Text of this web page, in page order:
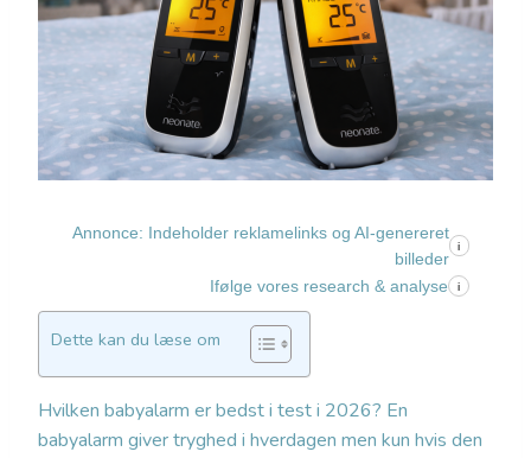
Annonce: Indeholder reklamelinks og AI-genereret
billeder
i
Ifølge vores research & analyse i
Dette kan du læse om
Hvilken babyalarm er bedst i test i 2026? En
babyalarm giver tryghed i hverdagen men kun hvis den